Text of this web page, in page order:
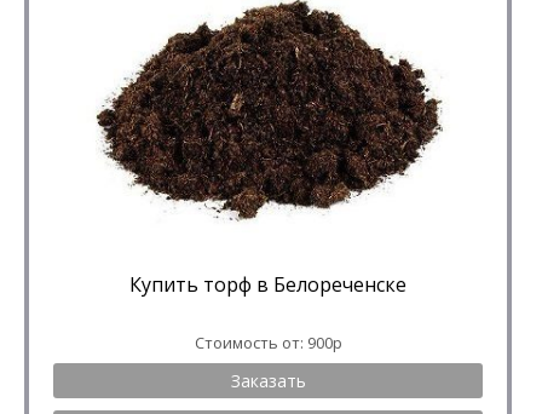
Купить торф в Белореченске
Стоимость от: 900р
Заказать